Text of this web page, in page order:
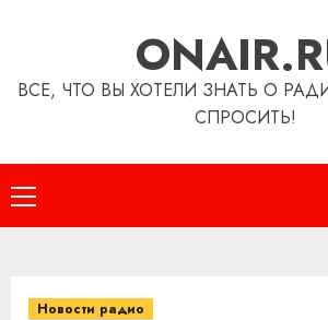
ВСЕ, ЧТО ВЫ ХОТЕЛИ ЗНАТЬ О
СПРОСИТЬ!
Основное
меню
Новости радио